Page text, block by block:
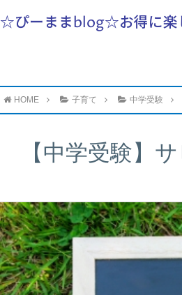
☆ぴーままblog☆お得に楽
HOME 子育て 中学受験
【中学受験】